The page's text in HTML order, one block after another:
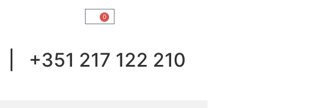
0
| +351 217 122 210